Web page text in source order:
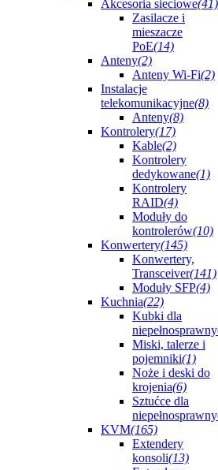
Akcesoria sieciowe(41)
Zasilacze i
mieszacze
PoE(14)
Anteny(2)
Anteny Wi-Fi(2)
Instalacje
telekomunikacyjne(8)
Anteny(8)
Kontrolery(17)
Kable(2)
Kontrolery
dedykowane(1)
Kontrolery
RAID(4)
Moduły do
kontrolerów(10)
Konwertery(145)
Konwertery,
Transceiver(141)
Moduły SFP(4)
Kuchnia(22)
Kubki dla
Miski, talerze i
pojemniki(1)
Noże i deski do
krojenia(6)
Sztućce dla
KVM(165)
Extendery
konsoli(13)